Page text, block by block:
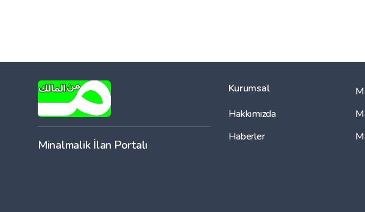
Minalmalik İlan Portalı
Kurumsal
Hakkımızda
Haberler